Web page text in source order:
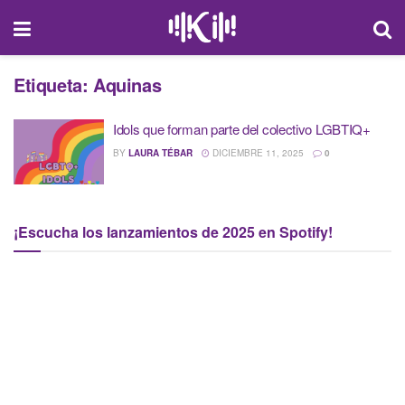
Etiqueta: Aquinas
Idols que forman parte del colectivo LGBTIQ+
BY LAURA TÉBAR DICIEMBRE 11, 2025 0
¡Escucha los lanzamientos de 2025 en Spotify!